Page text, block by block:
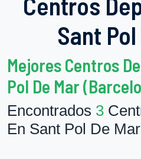
Sant
Mejores Centros
Pol De Mar
Encontrados 3
En Sant Pol De Mar